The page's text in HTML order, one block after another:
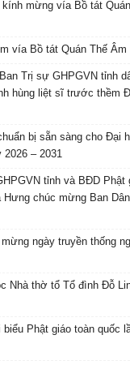
mừng vía Bồ tát
vía Bồ tát Quán Thế
Trị sự GHPGVN tỉnh
hùng liệt sĩ trước thềm
bị sẵn sàng cho Đại
– 2031
tỉnh và BĐD Phật
chúc mừng Ban
ngày truyền thống
Nhà thờ tổ Tổ đình Đỗ
Phật giáo toàn quốc